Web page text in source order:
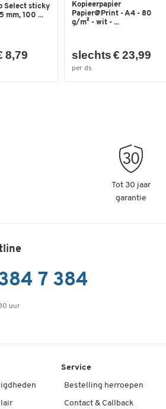
Select sticky
mm, 100 ...
8,79
Kopieerpapier
Papier@Print - A4 - 80
g/m² - wit - ...
slechts € 23,99
per ds
Tot 30 jaar
garantie
7 384
uur
Service
Bestelling herroepen
Contact & Callback